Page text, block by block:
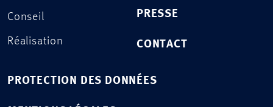
Conseil
Réalisation
PRESSE
CONTACT
PROTECTION DES DONNÉES